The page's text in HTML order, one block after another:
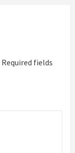
Required fields